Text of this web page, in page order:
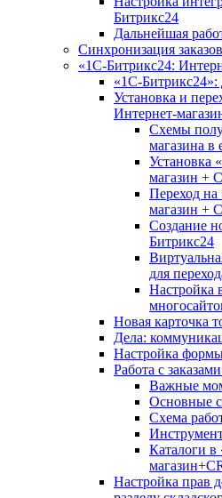
Битрикс24
Дальнейшая
Синхронизация
«1С-Битрикс24:
«1С-Битрикс24»:
Установка и
Интернет-
Схемы
магазина в
Установка
магазин +
Переход
магазин +
Создание
Битрикс24
для
Настройка
Новая карточка
Дела:
Настройка
Работа с
Важные
Основные
Схема
Каталоги
Настройка прав